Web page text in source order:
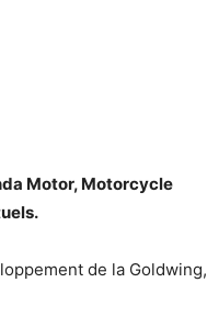
Motor, Motorcycle
de la Goldwing,